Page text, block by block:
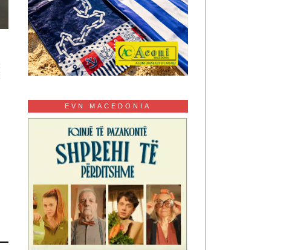
EVN MACEDONIA